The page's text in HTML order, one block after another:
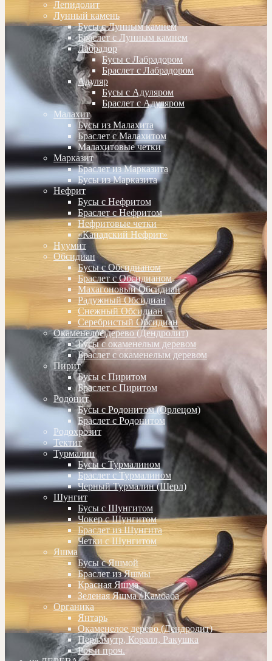
Лепидолит
Лунный камень
Бусы с Лунным камнем
Браслет с Лунным камнем
Лабрадор
Бусы с Лабрадором
Браслет с Лабрадором
Адуляр
Бусы с Адуляром
Браслет с Адуляром
Малахит
Бусы из Малахита
Браслет с Малахитом
Малахитовые четки
Марказит
Браслет из Марказита
Бусы из Марказита
Нефрит
Бусы с Нефритом
Браслет с Нефритом
Нефритовые четки
«Канадский Нефрит»
Нуумит
Обсидиан
Бусы с Обсидианом
Браслет с Обсидианом
Махагоновый Обсидиан
Радужный Обсидиан
Снежный Обсидиан
Серебристый Обсидиан
Окаменелое дерево (Дендролит)
Бусы с окаменелым деревом
Браслет с окаменелым деревом
Пирит
Бусы с Пиритом
Браслет с Пиритом
Родонит
Бусы с Родонитом (Орлецом)
Браслет с Родонитом
Родохрозит
Тектит
Турмалин
Бусы с Турмалином
Браслет с Турмалином
Черный Турмалин (Шерл)
Шунгит
Бусы с Шунгитом
Чокер с Шунгитом
Браслет из Шунгита
Четки с Шунгитом
Яшма
Бусы с Яшмой
Браслет из Яшмы
Красная Яшма
Зеленая Яшма / Камбаба
Органика
Янтарь
Окаменелое дерево (Дендролит)
Перламутр, Коралл, Ракушка
Рог и проч.